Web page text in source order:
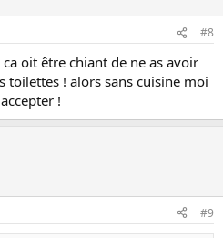
#8
oit être chiant de ne as avoir
toilettes ! alors sans cuisine moi
!
#9